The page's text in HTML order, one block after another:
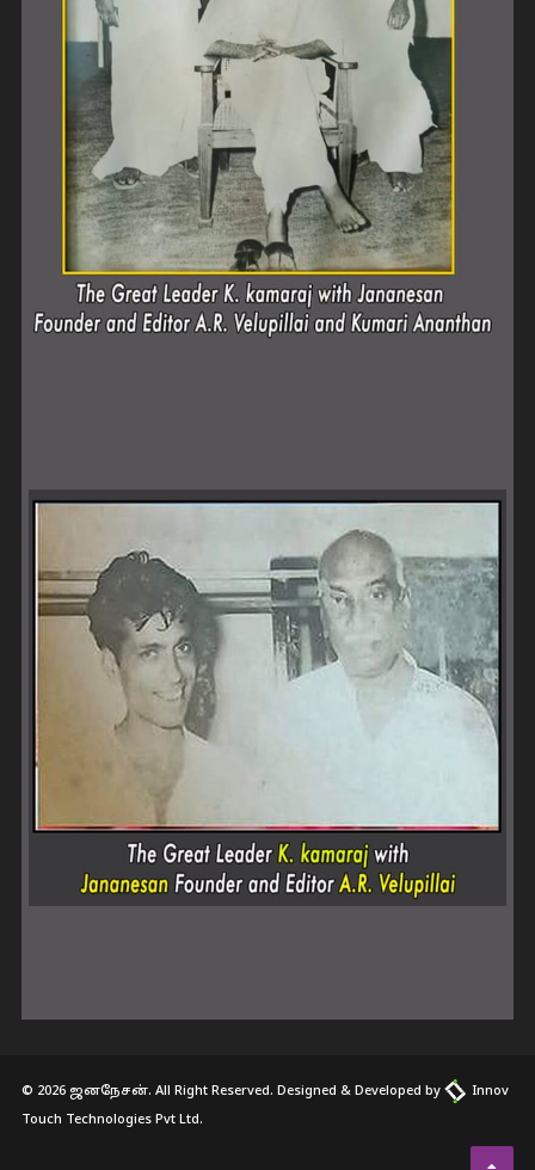
© 2026 ஜனநேசன். All Right Reserved. Designed & Developed by
Innov
Touch Technologies Pvt Ltd.